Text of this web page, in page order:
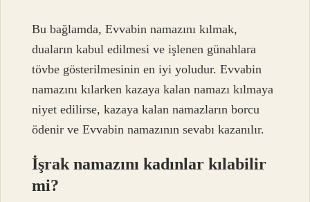
Bu bağlamda, Evvabin namazını kılmak,
duaların kabul edilmesi ve işlenen günahlara
tövbe gösterilmesinin en iyi yoludur. Evvabin
namazını kılarken kazaya kalan namazı kılmaya
niyet edilirse, kazaya kalan namazların borcu
ödenir ve Evvabin namazının sevabı kazanılır.
İşrak namazını kadınlar kılabilir
mi?